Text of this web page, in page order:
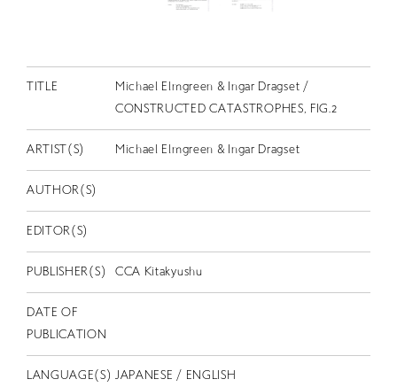
スカラシップ受賞者
CONTACT
JP
EN
TITLE
Michael Elmgreen & Ingar Dragset /
CONSTRUCTED CATASTROPHES, FIG.2
ARTIST(S) Michael Elmgreen & Ingar Dragset
AUTHOR(S)
EDITOR(S)
PUBLISHER(S) CCA Kitakyushu
DATE OF
PUBLICATION
LANGUAGE(S) JAPANESE / ENGLISH